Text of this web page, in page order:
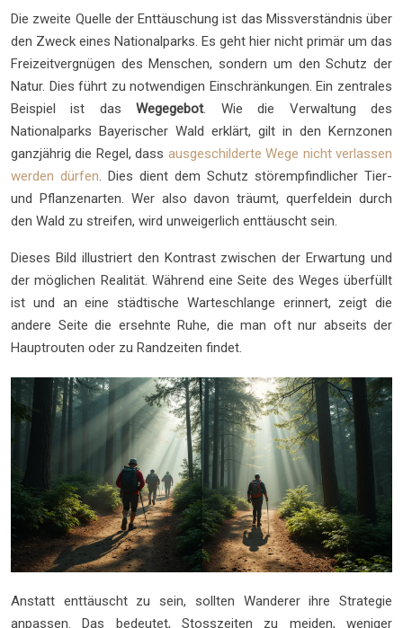
Die zweite Quelle der Enttäuschung ist das Missverständnis über
den Zweck eines Nationalparks. Es geht hier nicht primär um das
Freizeitvergnügen des Menschen, sondern um den Schutz der
Natur. Dies führt zu notwendigen Einschränkungen. Ein zentrales
Beispiel ist dasWegegebot. Wie die Verwaltung des
Nationalparks Bayerischer Wald erklärt, gilt in den Kernzonen
ganzjährig die Regel, dass ausgeschilderte Wege nicht verlassen
werden dürfen. Dies dient dem Schutz störempfindlicher Tier-
und Pflanzenarten. Wer also davon träumt, querfeldein durch
den Wald zu streifen, wird unweigerlich enttäuscht sein.
Dieses Bild illustriert den Kontrast zwischen der Erwartung und
der möglichen Realität. Während eine Seite des Weges überfüllt
ist und an eine städtische Warteschlange erinnert, zeigt die
andere Seite die ersehnte Ruhe, die man oft nur abseits der
Hauptrouten oder zu Randzeiten findet.
Anstatt enttäuscht zu sein, sollten Wanderer ihre Strategie
anpassen. Das bedeutet, Stosszeiten zu meiden, weniger